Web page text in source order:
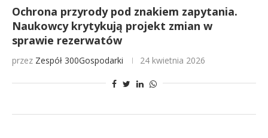
Ochrona przyrody pod znakiem zapytania.
Naukowcy krytykują projekt zmian w
sprawie rezerwatów
przez Zespół 300Gospodarki 24 kwietnia 2026